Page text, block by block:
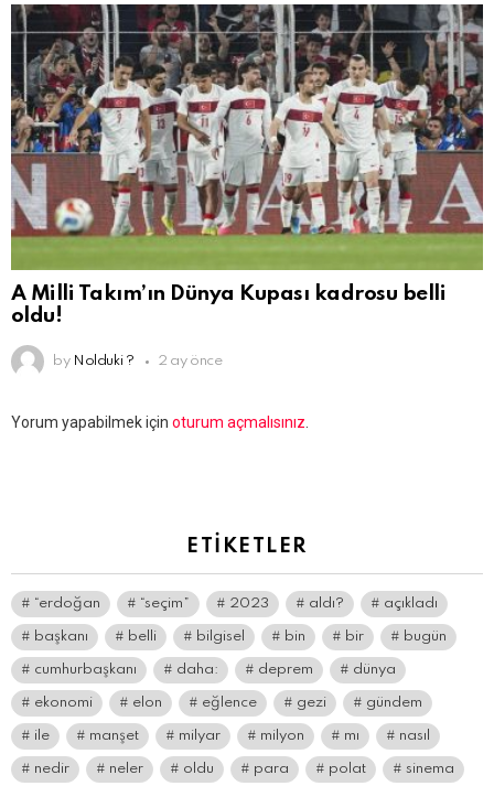
A Milli Takım’ın Dünya Kupası kadrosu belli
oldu!
by Nolduki ? 2 ay önce
Bir
Yorum yapabilmek için oturum açmalısınız.
ETIKETLER
“erdoğan “seçim” 2023 aldı? açıkladı
başkanı belli bilgisel bin bir bugün
cumhurbaşkanı daha: deprem dünya
ekonomi elon eğlence gezi gündem
ile manşet milyar milyon mı nasıl
nedir neler oldu para polat sinema